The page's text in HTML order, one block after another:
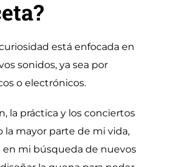
está enfocada en
sonidos, ya sea por
o electrónicos.
la práctica y los conciertos
la mayor parte de mi vida,
mi búsqueda de nuevos